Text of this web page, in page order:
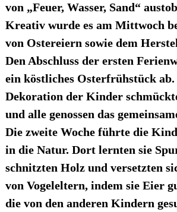
von „Feuer, Wasser, Sand“
Kreativ wurde es am Mittwoch
von Ostereiern sowie dem
Den Abschluss der ersten
ein köstliches Osterfrühstück ab.
Dekoration der Kinder
und alle genossen das
Die zweite Woche führte die
in die Natur. Dort lernten sie
schnitzten Holz und versetzten
von Vogeleltern, indem sie Eier
die von den anderen Kindern